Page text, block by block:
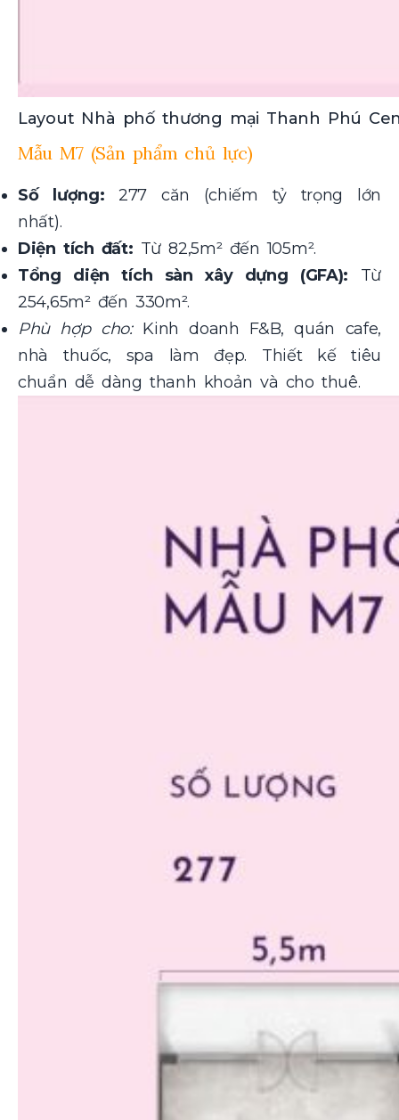
Layout Nhà phố thương mại Thanh Phú
Mẫu M7 (Sản phẩm chủ lực)
Số lượng: 277 căn (chiếm tỷ trọng lớn
nhất).
Diện tích đất: Từ 82,5m² đến 105m².
Tổng diện tích sàn xây dựng (GFA): Từ
254,65m² đến 330m².
Phù hợp cho:Kinh doanh F&B, quán cafe,
nhà thuốc, spa làm đẹp. Thiết kế tiêu
chuẩn dễ dàng thanh khoản và cho thuê.